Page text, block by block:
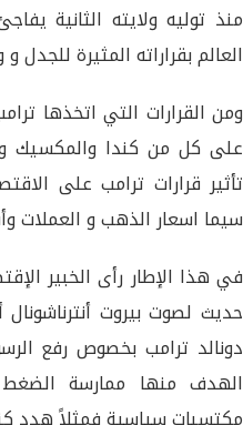
منذ توليه ولايته الثانية
العالم بقراراته المثيرة للجدل
تأثير قرارات ترامب على
سيما اسعار الذهب و العملات
في هذا الإطار رأى الخبير
حديث لصوت بيروت أنترناشونال
دونالد ترامب بخصوص رفع
الهدف منها ممارسة